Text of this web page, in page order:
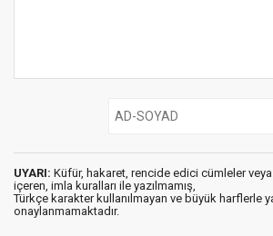
UYARI: Küfür, hakaret, rencide edici cümleler veya
içeren, imla kuralları ile yazılmamış,
Türkçe karakter kullanılmayan ve büyük harflerle
onaylanmamaktadır.